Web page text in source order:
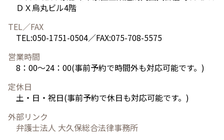
ＤＸ烏丸ビル4階
TEL／FAX
TEL:050-1751-0504／FAX:075-708-5575
営業時間
8：00～24：00(事前予約で時間外も対応可能です。)
定休日
土・日・祝日(事前予約で休日も対応可能です。)
外部リンク
弁護士法人 大久保総合法律事務所